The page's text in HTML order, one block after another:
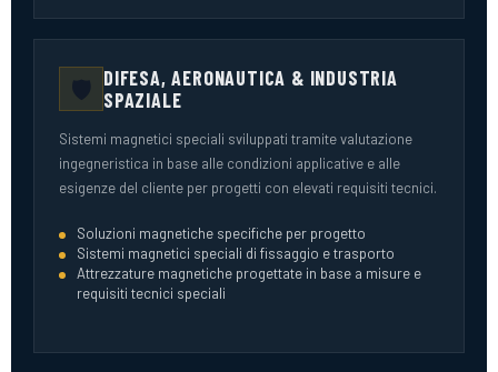
🛡️ DIFESA, AERONAUTICA & INDUSTRIA
SPAZIALE
Sistemi magnetici speciali sviluppati tramite valutazione
ingegneristica in base alle condizioni applicative e alle
esigenze del cliente per progetti con elevati requisiti tecnici.
Soluzioni magnetiche specifiche per progetto
Sistemi magnetici speciali di fissaggio e trasporto
Attrezzature magnetiche progettate in base a misure e
requisiti tecnici speciali